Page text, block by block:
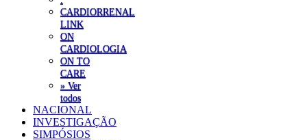
CARDIORRENAL
LINK
ON
CARDIOLOGIA
ON TO
CARE
» Ver
todos
NACIONAL
INVESTIGAÇÃO
SIMPÓSIOS